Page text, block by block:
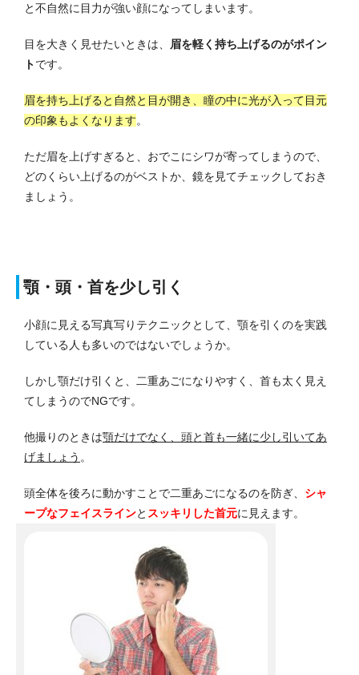
と不自然に目力が強い顔になってしまいます。
目を大きく見せたいときは、
眉を軽く持ち上げるのがポイン
トです。
眉を持ち上げると自然と目が開き、瞳の中に光が入って目元
の印象もよくなります。
ただ眉を上げすぎると、おでこにシワが寄ってしまうので、
どのくらい上げるのがベストか、鏡を見てチェックしておき
ましょう。
顎・頭・首を少し引く
小顔に見える写真写りテクニックとして、顎を引くのを実践
している人も多いのではないでしょうか。
しかし顎だけ引くと、二重あごになりやすく、首も太く見え
てしまうのでNGです。
他撮りのときは顎だけでなく、頭と首も一緒に少し引いてあ
げましょう 。
頭全体を後ろに動かすことで二重あごになるのを防ぎ、 シャ
ープなフェイスラインと スッキリした首元に見えます。